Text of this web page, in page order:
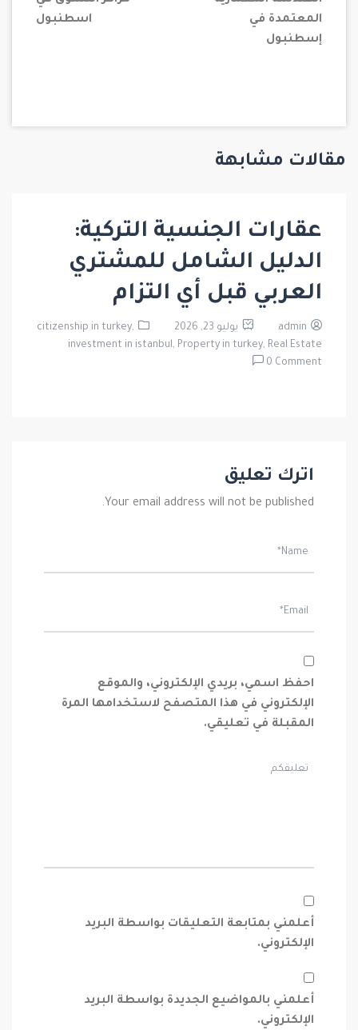
المعتمدة في
إسطنبول
اسطنبول
مقالات مشابهة
عقارات الجنسية التركية:
الدليل الشامل للمشتري
العربي قبل أي التزام
admin يوليو 23, 2026
citizenship in turkey,
investment in istanbul, Property in turkey, Real Estate
0 Comment
اترك تعليق
Your email address will not be published.
احفظ اسمي، بريدي الإلكتروني، والموقع
الإلكتروني في هذا المتصفح لاستخدامها المرة
المقبلة في تعليقي.
أعلمني بمتابعة التعليقات بواسطة البريد
الإلكتروني.
أعلمني بالمواضيع الجديدة بواسطة البريد
الإلكتروني.